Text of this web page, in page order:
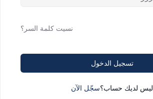
نسيت كلمة السر؟
تسجيل الدخول
ليس لديك حساب؟سجّل الآن